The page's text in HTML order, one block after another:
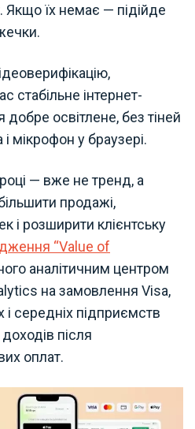
Якщо їх немає — підійде
стабільне інтернет-
освітлене, без тіней
і мікрофон у браузері.
— вже не тренд, а
продажі,
і розширити клієнтську
“Value of
аналітичним центром
на замовлення Visa,
і середніх підприємств
після
оплат.